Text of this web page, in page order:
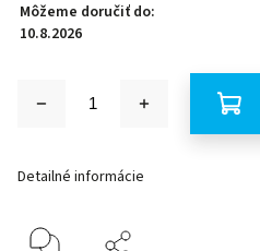
Môžeme doručiť do:
10.8.2026
Detailné informácie